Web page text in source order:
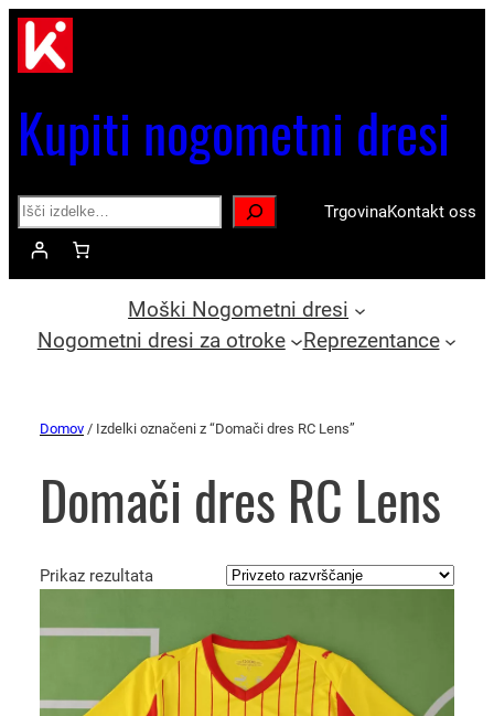
Kupiti nogometni dresi
Search TrgovinaKontakt oss
Moški Nogometni dresi
Nogometni dresi za otroke
Reprezentance
Domov / Izdelki označeni z “Domači dres RC Lens”
Domači dres RC Lens
Prikaz rezultata